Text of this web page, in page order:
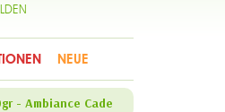
NEUE
- Ambiance Cade